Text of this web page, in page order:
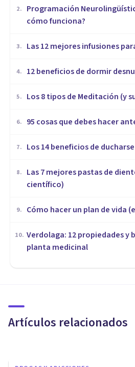
2.
Programación
cómo funciona?
3. ​Las 12 mejores infusiones
4. 12 beneficios de dormir
5. Los 8 tipos de Meditación (y
6. 95 cosas que debes hacer
7. Los 14 beneficios de
8.
Las 7 mejores pastas de
científico)
9. Cómo hacer un plan de vida
10. Verdolaga: 12 propiedades y
planta medicinal
Artículos relacionados
definición y